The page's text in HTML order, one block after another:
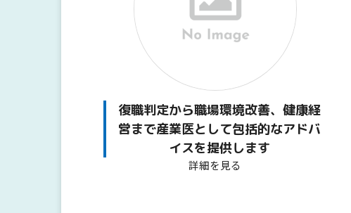
復職判定から職場環境改善、健康経
営まで産業医として包括的なアドバ
イスを提供します
詳細を見る